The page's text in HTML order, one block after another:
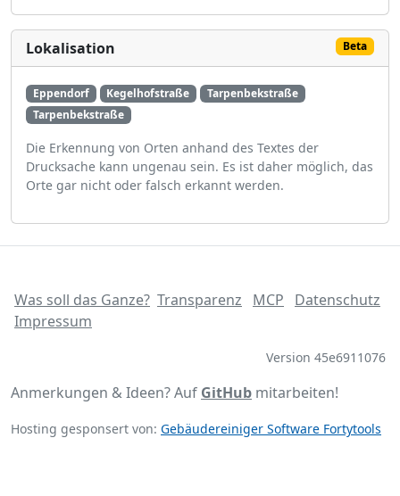
Lokalisation Beta
Eppendorf Kegelhofstraße
Tarpenbekstraße
Tarpenbekstraße
Die Erkennung von Orten anhand des Textes der
Drucksache kann ungenau sein. Es ist daher möglich, das
Orte gar nicht oder falsch erkannt werden.
Was soll das Ganze? Transparenz MCP
Datenschutz
Impressum
Version 45e6911076
Anmerkungen & Ideen? Auf GitHub mitarbeiten!
Hosting gesponsert von: Gebäudereiniger Software Fortytools